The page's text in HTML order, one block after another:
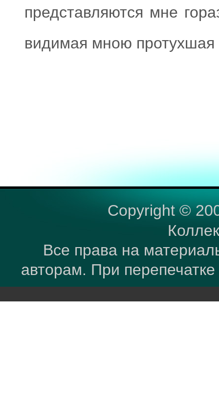
представляются мне
видимая мною
Copyright ©
Все права на
авторам. При